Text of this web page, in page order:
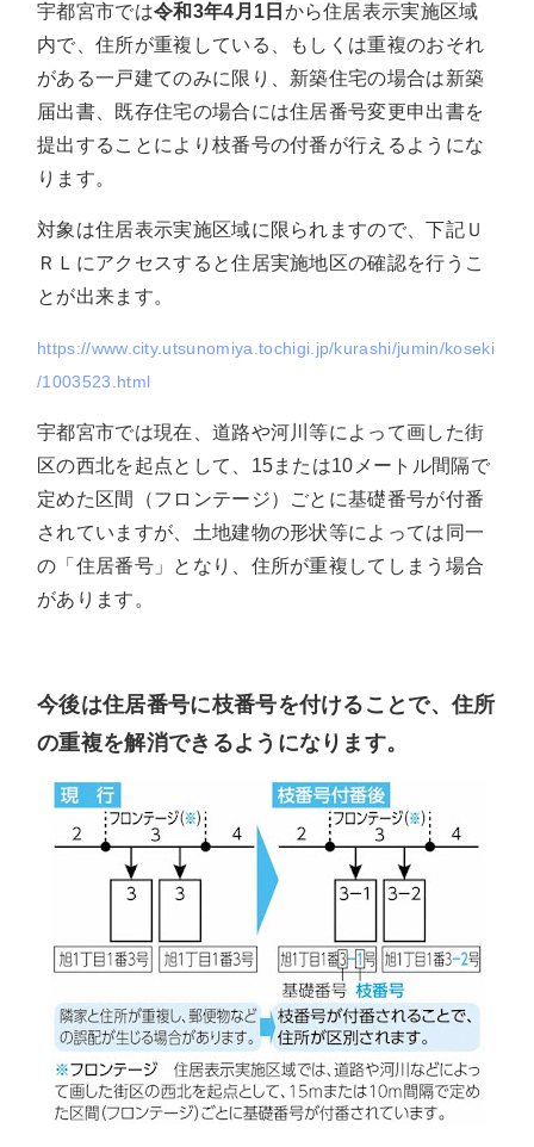
宇都宮市では令和3年4 月 1 日 から住居表示実施区域
内で、住所が重複している、もしくは重複のおそれ
がある一戸建てのみに限り、新築住宅の場合は新築
届出書、既存住宅の場合には住居番号変更申出書を
提出することにより枝番号の付番が行えるようにな
ります。
対象は住居表示実施区域に限られますので、下記Ｕ
ＲＬにアクセスすると住居実施地区の確認を行うこ
とが出来ます。
https://www.city.utsunomiya.tochigi.jp/kurashi/jumin/koseki
/1003523.html
宇都宮市では現在、道路や河川等によって画した街
区の西北を起点として、 15または10 メートル間隔で
定めた区間（フロンテージ）ごとに基礎番号が付番
されていますが、土地建物の形状等によっては同一
の「住居番号」となり、住所が重複してしまう場合
があります。
今後は住居番号に枝番号を付けることで、住所
の重複を解消できるようになります。